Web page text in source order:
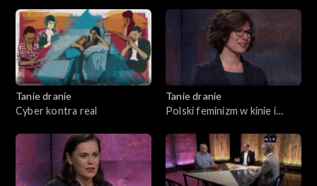
Tanie dranie
Cyber kontra real
Tanie dranie
Polski feminizm w kinie i